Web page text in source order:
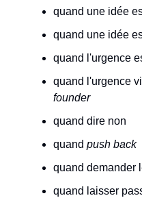
quand une idée
quand une idée
quand l'urgence
quand l'urgence
founder
quand dire non
quand push back
quand demander
quand laisser